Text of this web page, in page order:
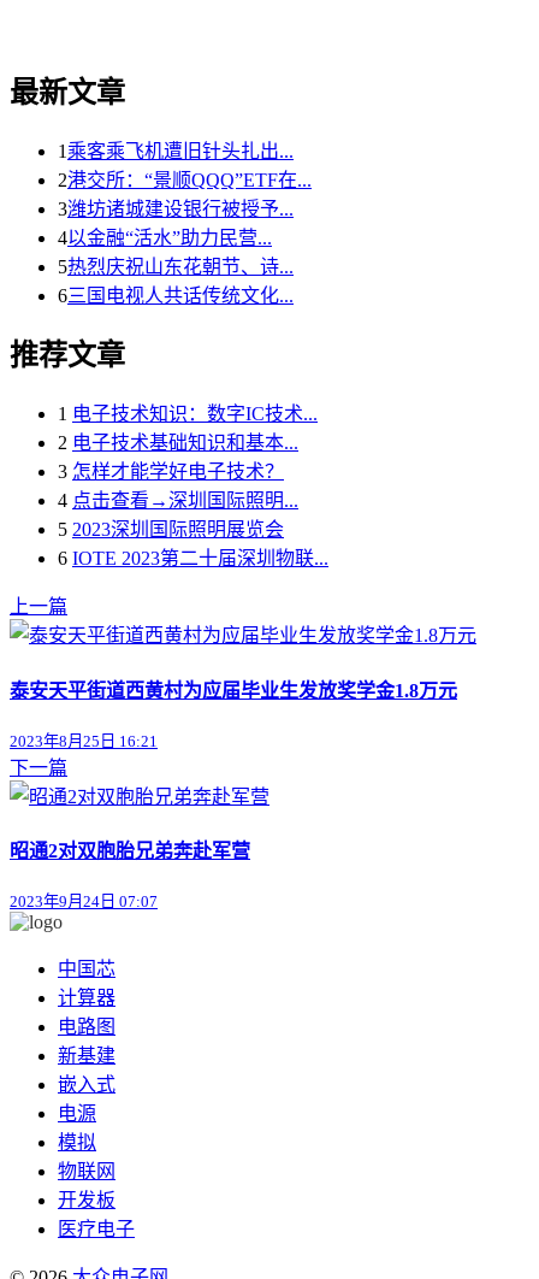
最新文章
1 乘客乘飞机遭旧针头扎出...
2港交所：“景顺QQQ”ETF在...
3潍坊诸城建设银行被授予...
4以金融“活水”助力民营...
5热烈庆祝山东花朝节、诗...
6三国电视人共话传统文化...
推荐文章
1 电子技术知识：数字IC技术...
2 电子技术基础知识和基本...
3 怎样才能学好电子技术？
4 点击查看→深圳国际照明...
5 2023深圳国际照明展览会
6 IOTE 2023第二十届深圳物联...
上一篇
泰安天平街道西黄村为应届毕业生发放奖学金1.8万元
2023年8月25日 16:21
下一篇
昭通2对双胞胎兄弟奔赴军营
2023年9月24日 07:07
中国芯
计算器
电路图
新基建
嵌入式
电源
模拟
物联网
开发板
医疗电子